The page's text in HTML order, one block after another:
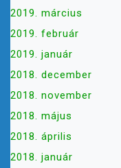
2019. március
2019. február
2019. január
2018. december
2018. november
2018. május
2018. április
2018. január